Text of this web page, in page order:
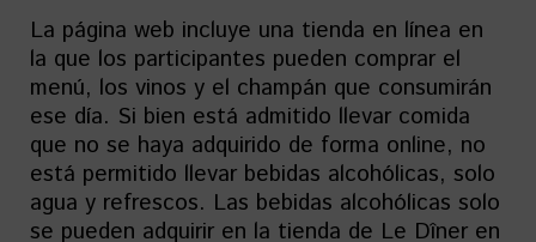
La página web incluye una tienda en línea en
la que los participantes pueden comprar el
menú, los vinos y el champán que consumirán
ese día. Si bien está admitido llevar comida
que no se haya adquirido de forma online, no
está permitido llevar bebidas alcohólicas, solo
agua y refrescos. Las bebidas alcohólicas solo
se pueden adquirir en la tienda de Le Dîner en